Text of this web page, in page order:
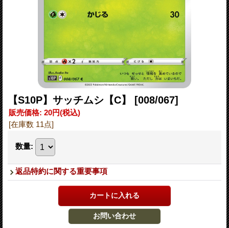
【S10P】サッチムシ【C】 [008/067]
販売価格: 20円(税込)
[在庫数 11点]
数量:
返品特約に関する重要事項